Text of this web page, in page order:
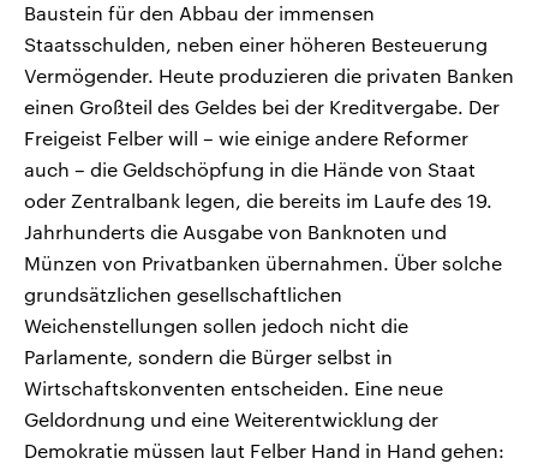
Baustein für den Abbau der immensen
Staatsschulden, neben einer höheren Besteuerung
Vermögender. Heute produzieren die privaten Banken
einen Großteil des Geldes bei der Kreditvergabe. Der
Freigeist Felber will – wie einige andere Reformer
auch – die Geldschöpfung in die Hände von Staat
oder Zentralbank legen, die bereits im Laufe des 19.
Jahrhunderts die Ausgabe von Banknoten und
Münzen von Privatbanken übernahmen. Über solche
grundsätzlichen gesellschaftlichen
Weichenstellungen sollen jedoch nicht die
Parlamente, sondern die Bürger selbst in
Wirtschaftskonventen entscheiden. Eine neue
Geldordnung und eine Weiterentwicklung der
Demokratie müssen laut Felber Hand in Hand gehen: